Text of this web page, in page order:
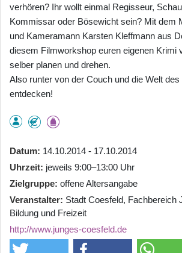
verhören? Ihr wollt einmal Regisseur,
Kommissar oder Bösewicht sein? Mit dem
und Kameramann Karsten Kleffmann aus
diesem Filmworkshop euren eigenen Krimi
selber planen und drehen.
Also runter von der Couch und die Welt des
entdecken!
Datum 14.10.2014 - 17.10.2014
Uhrzeit jeweils 9:00–13:00 Uhr
Zielgruppe offene Altersangabe
Veranstalter Stadt Coesfeld, Fachbereich
Bildung und Freizeit
http://www.junges-coesfeld.de